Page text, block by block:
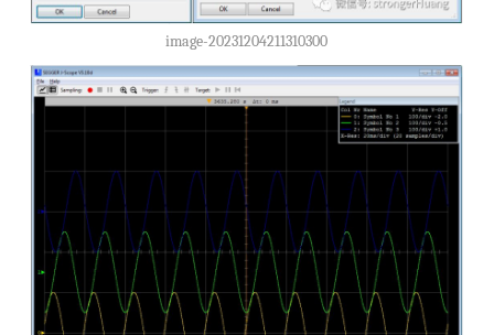
image-20231204211310300